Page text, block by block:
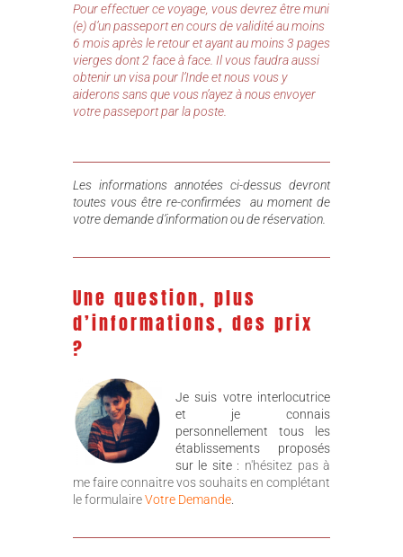
Pour effectuer ce voyage, vous devrez être muni
(e) d’un passeport en cours de validité au moins
6 mois après le retour et ayant au moins 3 pages
vierges dont 2 face à face. Il vous faudra aussi
obtenir un visa pour l’Inde et nous vous y
aiderons sans que vous n’ayez à nous envoyer
votre passeport par la poste.
Les informations annotées ci-dessus devront
toutes vous être re-confirmées au moment de
votre demande d’information ou de réservation.
Une question, plus
d’informations, des prix
?
Je suis votre interlocutrice
et je connais
personnellement tous les
établissements proposés
sur le site : n'hésitez pas à
me faire connaitre vos souhaits en complétant
le formulaireVotre Demande.